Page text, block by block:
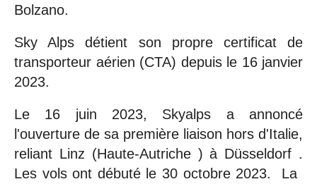
Bolzano.
Sky Alps détient son propre certificat de
transporteur aérien (CTA) depuis le 16 janvier
2023.
Le 16 juin 2023, Skyalps a annoncé
l'ouverture de sa première liaison hors d'Italie,
reliant Linz (Haute-Autriche ) à Düsseldorf .
Les vols ont débuté le 30 octobre 2023. La ​​